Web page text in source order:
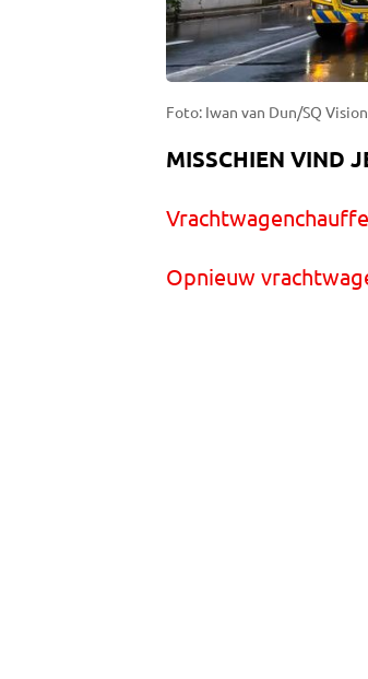
Foto: Iwan van Dun/SQ
MISSCHIEN VIND
Opnieuw